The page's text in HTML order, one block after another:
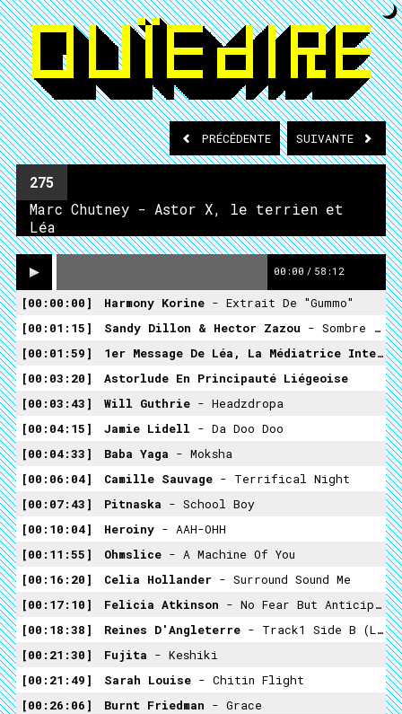
PRÉCÉDENTE SUIVANTE
275
Marc Chutney - Astor X, le terrien et
Léa
00:00 / 58:12
00:00:00 Harmony Korine - Extrait De "Gummo"
00:01:15
Sandy Dillon & Hector Zazou - Sombre (LeSubmarine)
00:01:59
1er Message De Léa, La Médiatrice Interstellaire
00:03:20
Astorlude En Principauté Liégeoise
00:03:43
Will Guthrie - Headzdropa
00:04:15
Jamie Lidell - Da Doo Doo
00:04:33
Baba Yaga - Moksha
00:06:04
Camille Sauvage - Terrifical Night
00:07:43
Pitnaska - School Boy
00:10:04
Heroiny - AAH-OHH
00:11:55
Ohmslice - A Machine Of You
00:16:20
Celia Hollander - Surround Sound Me
00:17:10
Felicia Atkinson - No Fear But Anticipation
00:18:38
Reines D'Angleterre - Track1 Side B (Les Comores)
00:21:30
Fujita - Keshiki
00:21:49
Sarah Louise - Chitin Flight
00:26:06
Burnt Friedman - Grace